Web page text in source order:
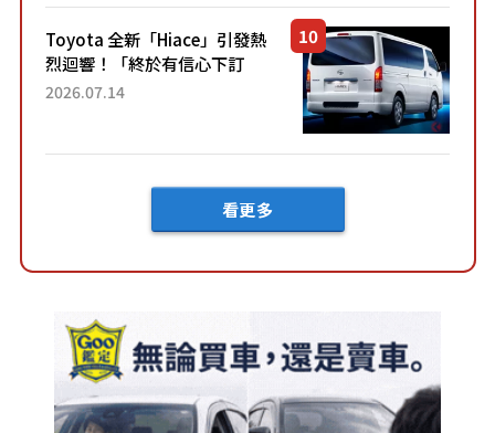
「三...
Toyota 全新「Hiace」引發熱
烈迴響！「終於有信心下訂
了！」「哪個等級交車最
車？...
2026.07.14
看更多